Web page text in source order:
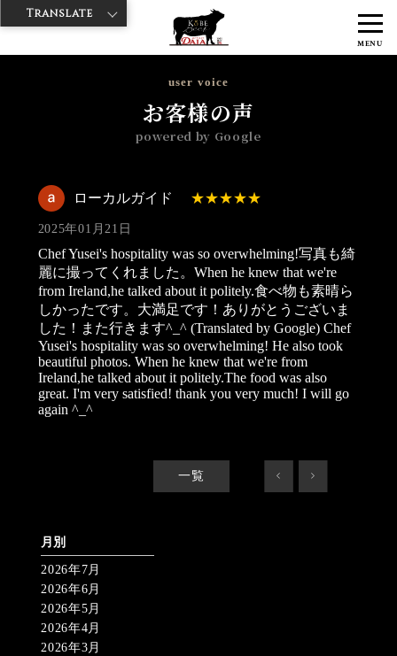
MENU
神戸牛ダイヤ > 神戸牛ダイア 雷門西店
ローカル
user voice
お客様の声
powered by Google
ローカルガイド
2025年01月21日
Chef Yusei's hospitality was so overwhelming!写真も綺
麗に撮ってくれました。When he knew that we're
from Ireland,he talked about it politely.食べ物も素晴ら
しかったです。大満足です！ありがとうございま
した！また行きます^_^ (Translated by Google) Chef
Yusei's hospitality was so overwhelming! He also took
beautiful photos. When he knew that we're from
Ireland,he talked about it politely.The food was also
great. I'm very satisfied! thank you very much! I will go
again ^_^
一覧 < >
月別
2026年7月
2026年6月
2026年5月
2026年4月
2026年3月
Translate